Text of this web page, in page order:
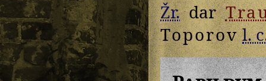
Žr.dar
Toporovl.